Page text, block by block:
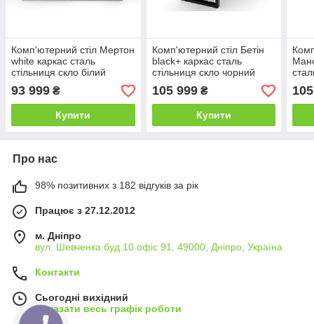
Комп'ютерний стіл Мертон
white каркас сталь
стільниця скло білий
глянець 1400х600х750 мм
(БЦ-Стіл ТМ)
93 999 ₴
Купити
Комп'ютерний стіл Бетін
black+ каркас сталь
стільниця скло чорний
глянець 1400х600х750 мм
(БЦ-Стіл ТМ)
105 999₴
Купити
Про нас
98% позитивних з 182 відгуків за рік
Працює з 27.12.2012
м. Дніпро
вул. Шевченка буд.10 офіс 91, 49000, Дніпро, Україна
Контакти
Сьогодні вихідний
Показати весь графік роботи